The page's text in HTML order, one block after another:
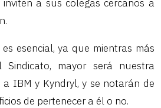
a sus colegas cercanos a
esencial, ya que mientras más
Sindicato, mayor será nuestra
IBM y Kyndryl, y se notarán de
de pertenecer a él o no.